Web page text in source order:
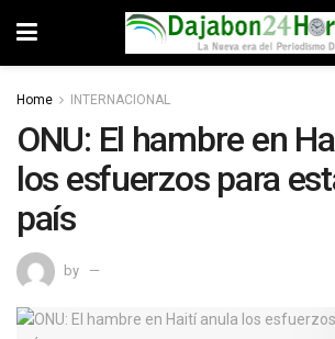
Home INTERNACIONAL
ONU: El hambre en
los esfuerzos para
país
by